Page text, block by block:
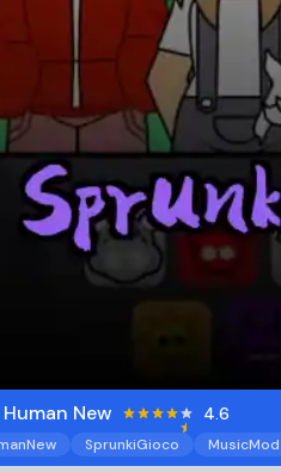
New 4.6
SprunkiGioco MusicMod